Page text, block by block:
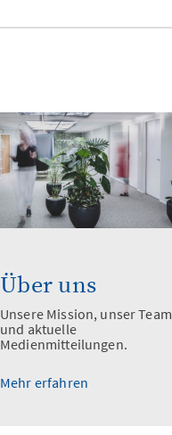
Über uns
Unsere Mission, unser Team
und aktuelle
Medienmitteilungen.
Mehr erfahren